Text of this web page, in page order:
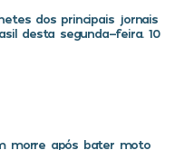
dos principais jornais
desta segunda-feira. 10
morre após bater moto